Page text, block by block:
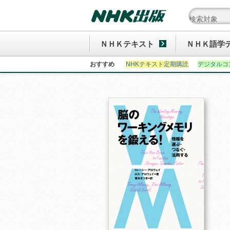
ＮＨＫテキスト ＮＨＫ語学
おすすめ NHKテキスト定期購読 デジタル